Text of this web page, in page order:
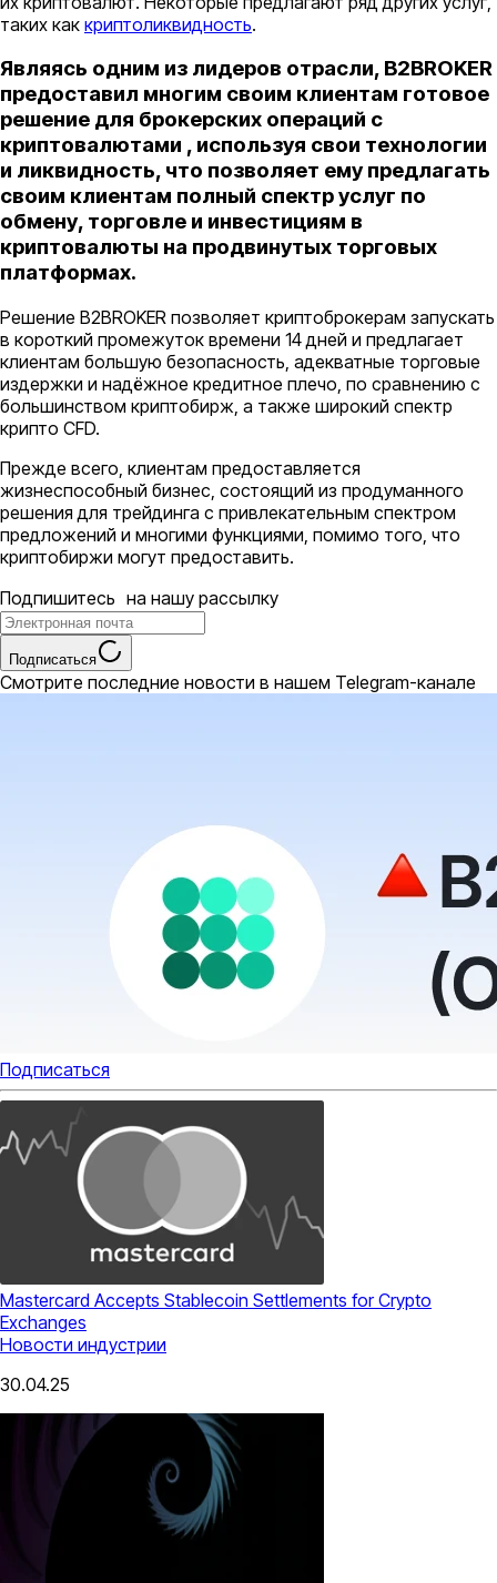
таких как криптоликвидность.
Являясь одним из лидеров отрасли, B2BROKER
предоставил многим своим клиентам готовое
решение для брокерских операций с
криптовалютами , используя свои технологии
и ликвидность, что позволяет ему предлагать
своим клиентам полный спектр услуг по
обмену, торговле и инвестициям в
криптовалюты на продвинутых торговых
платформах.
Решение B2BROKER позволяет криптоброкерам запускать
в короткий промежуток времени 14 дней и предлагает
клиентам большую безопасность, адекватные торговые
издержки и надёжное кредитное плечо, по сравнению с
большинством криптобирж, а также широкий спектр
крипто CFD.
Прежде всего, клиентам предоставляется
жизнеспособный бизнес, состоящий из продуманного
решения для трейдинга с привлекательным спектром
предложений и многими функциями, помимо того, что
криптобиржи могут предоставить.
Подпишитесь на нашу рассылку
Подписаться
Смотрите последние новости в нашем Telegram-канале
Подписаться
Mastercard Accepts Stablecoin Settlements for Crypto
Exchanges
Новости индустрии
30.04.25